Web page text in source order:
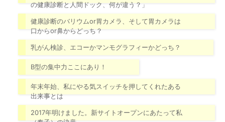
の健康診断と人間ドック、何が違う？」
健康診断のバリウムor胃カメラ、そして胃カメラは
口からor鼻からどっち？
乳がん検診、エコーかマンモグラフィーかどっち？
B型の集中力ここにあり！
年末年始、私にやる気スイッチを押してくれたある
出来事とは
2017年明けました。新サイトオープンにあたって私